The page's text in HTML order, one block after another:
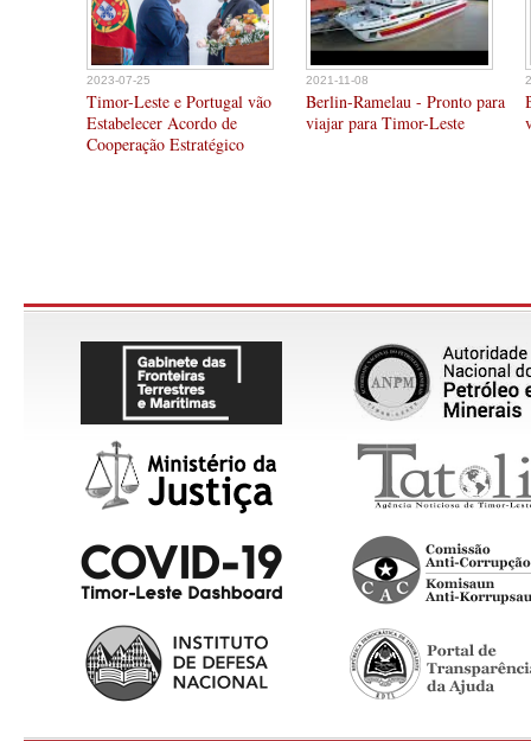
2023-07-25
Timor-Leste e Portugal vão
Estabelecer Acordo de
Cooperação Estratégico
2021-11-08
Berlin-Ramelau - Pronto para
viajar para Timor-Leste